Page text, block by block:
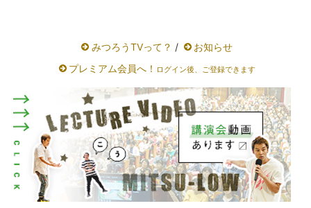
みつろうTVって？ /
お知らせ
プレミアム会員へ！ ログイン後、ご登録できます